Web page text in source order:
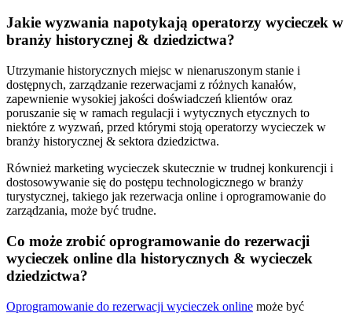
Jakie wyzwania napotykają operatorzy wycieczek w
branży historycznej & dziedzictwa?
Utrzymanie historycznych miejsc w nienaruszonym stanie i
dostępnych, zarządzanie rezerwacjami z różnych kanałów,
zapewnienie wysokiej jakości doświadczeń klientów oraz
poruszanie się w ramach regulacji i wytycznych etycznych to
niektóre z wyzwań, przed którymi stoją operatorzy wycieczek w
branży historycznej & sektora dziedzictwa.
Również marketing wycieczek skutecznie w trudnej konkurencji i
dostosowywanie się do postępu technologicznego w branży
turystycznej, takiego jak rezerwacja online i oprogramowanie do
zarządzania, może być trudne.
Co może zrobić oprogramowanie do rezerwacji
wycieczek online dla historycznych & wycieczek
dziedzictwa?
Oprogramowanie do rezerwacji wycieczek online może być